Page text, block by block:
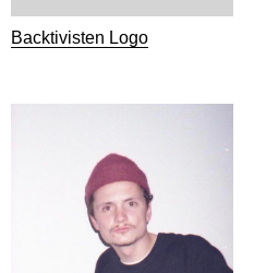
Backtivisten Logo